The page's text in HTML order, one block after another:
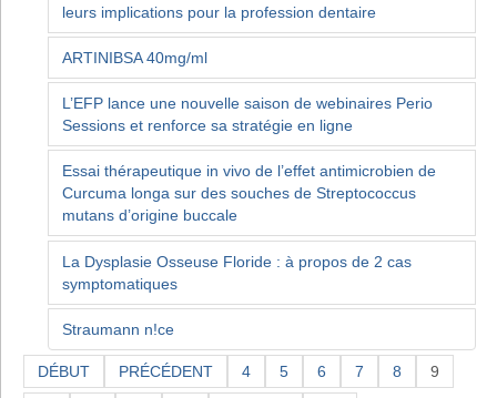
leurs implications pour la profession dentaire
ARTINIBSA 40mg/ml
L’EFP lance une nouvelle saison de webinaires Perio
Sessions et renforce sa stratégie en ligne
Essai thérapeutique in vivo de l’effet antimicrobien de
Curcuma longa sur des souches de Streptococcus
mutans d’origine buccale
La Dysplasie Osseuse Floride : à propos de 2 cas
symptomatiques
Straumann n!ce
DÉBUT PRÉCÉDENT 4 5 6 7 8 9